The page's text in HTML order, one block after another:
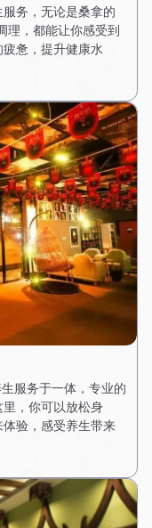
务，无论是桑拿的
理，都能让你感受到
惫，提升健康水
服务于一体，专业的
，你可以放松身
验，感受养生带来